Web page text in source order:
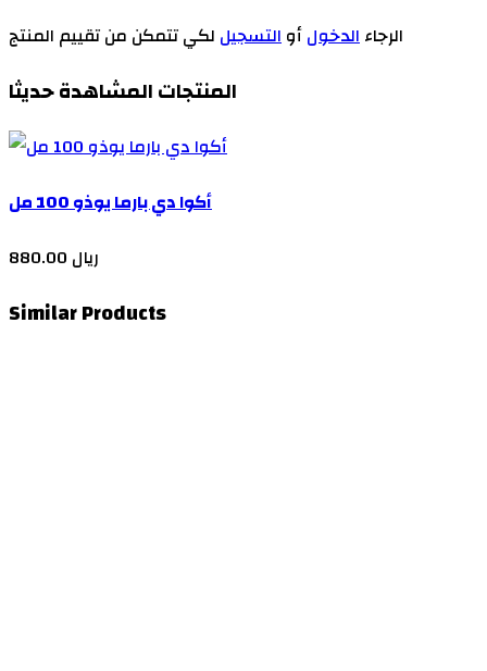
الرجاءالدخولأوالتسجيل لكي تتمكن من تقييم المنتج
المنتجات المشاهدة حديثا
أكوا دي بارما يوذو 100 مل
880.00 ريال
Similar Products